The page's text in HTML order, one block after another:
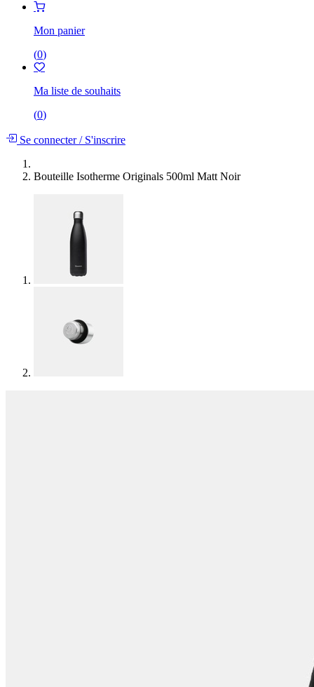
Mon panier
(0)
Ma liste de souhaits
(0)
Se connecter/S'inscrire
Bouteille Isotherme Originals 500ml Matt Noir